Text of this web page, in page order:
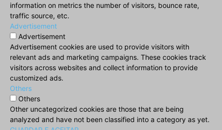
information on metrics the number of visitors, bounce rate,
traffic source, etc.
Advertisement
Advertisement
Advertisement cookies are used to provide visitors with
relevant ads and marketing campaigns. These cookies track
visitors across websites and collect information to provide
customized ads.
Others
Others
Other uncategorized cookies are those that are being
analyzed and have not been classified into a category as yet.